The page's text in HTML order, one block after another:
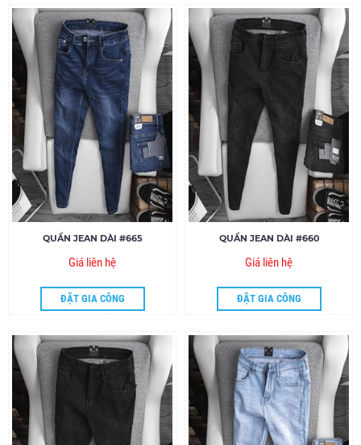
QUẦN JEAN DÀI #665
Giá liên hệ
ĐẶT GIA CÔNG
QUẦN JEAN DÀI #660
Giá liên hệ
ĐẶT GIA CÔNG